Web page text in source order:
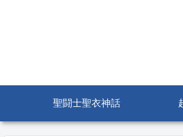
聖闘士聖衣神話